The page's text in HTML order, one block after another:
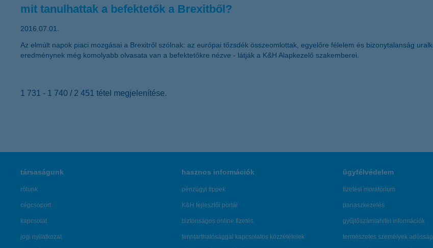
mit tanulhattak a befektetők a Brexitből?
2016.07.01.
Az elmúlt napok piaci mozgásai a Brexitről szólnak: az európai tőzsdék összeomlottak, egyelőre félelem és bizonytalanság
eredménynek még komolyabb olvasata van a befektetőkre nézve - látják a K&H Alapkezelő szakemberei.
1 731 - 1 740 / 2 451 tétel megjelenítése.
társaságunk
rólunk
cégcsoport
kapcsolat
jogi nyilatkozat
hasznos információk
pénzügyi tippek
K&H fejlesztői portál
biztonságos online fizetés
fenntarthatósággal kapcsolatos közzétételek
ügyfélvédelem
fizetési moratórium
panaszkezelés
gyűjtőszámlahitel információk
természetes személyek